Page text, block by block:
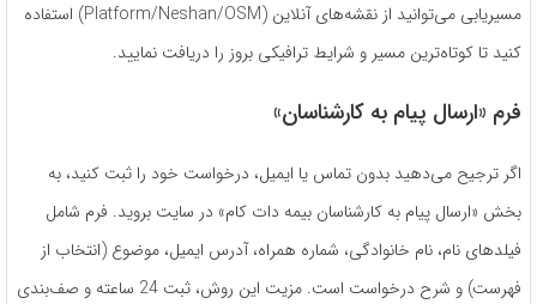
مسیریابی می‌توانید از نقشه‌های آنلاین (Platform/Neshan/OSM) استفاده
کنید تا کوتاه‌ترین مسیر و شرایط ترافیکی بروز را دریافت نمایید.
فرم «ارسال پیام به کارشناسان»
اگر ترجیح می‌دهید بدون تماس یا ایمیل، درخواست خود را ثبت کنید، به
بخش «ارسال پیام به کارشناسان بیمه دات کام» در سایت بروید. فرم شامل
فیلدهای نام، نام خانوادگی، شماره همراه، آدرس ایمیل، موضوع (انتخاب از
فهرست) و شرح درخواست است. مزیت این روش، ثبت 24 ساعته و صف‌بندی